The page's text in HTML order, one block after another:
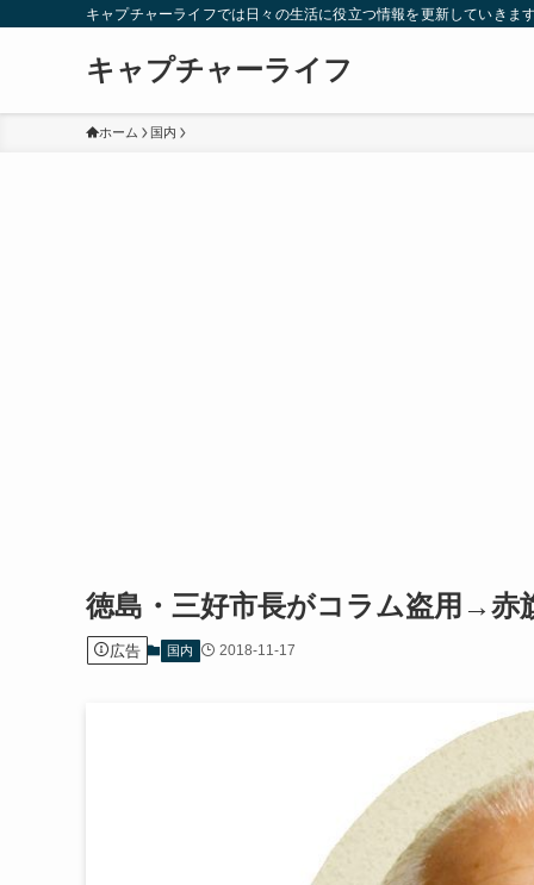
キャプチャーライフでは日々の生活に役立つ情報を更新していき
キャプチャーライフ
ホーム 国内
徳島・三好市長がコラム盗用→赤
広告 国内 2018-11-17